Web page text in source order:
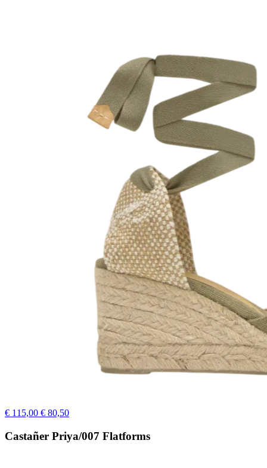
€ 115,00 € 80,50
Castañer Priya/007 Flatforms